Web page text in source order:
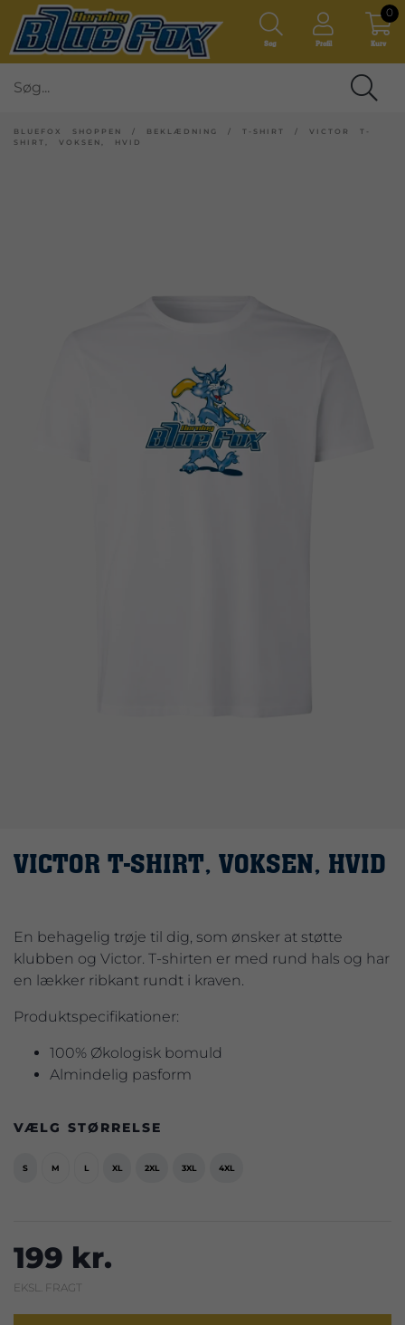
Søg Profil Kurv
0
BLUEFOX SHOPPEN / BEKLÆDNING / T-SHIRT / VICTOR T-
SHIRT, VOKSEN, HVID
VICTOR T-SHIRT, VOKSEN, HVID
En behagelig trøje til dig, som ønsker at støtte
klubben og Victor. T-shirten er med rund hals og har
en lækker ribkant rundt i kraven.
Produktspecifikationer:
100% Økologisk bomuld
Almindelig pasform
VÆLG STØRRELSE
S M L XL 2XL 3XL 4XL
199 kr.
EKSL. FRAGT